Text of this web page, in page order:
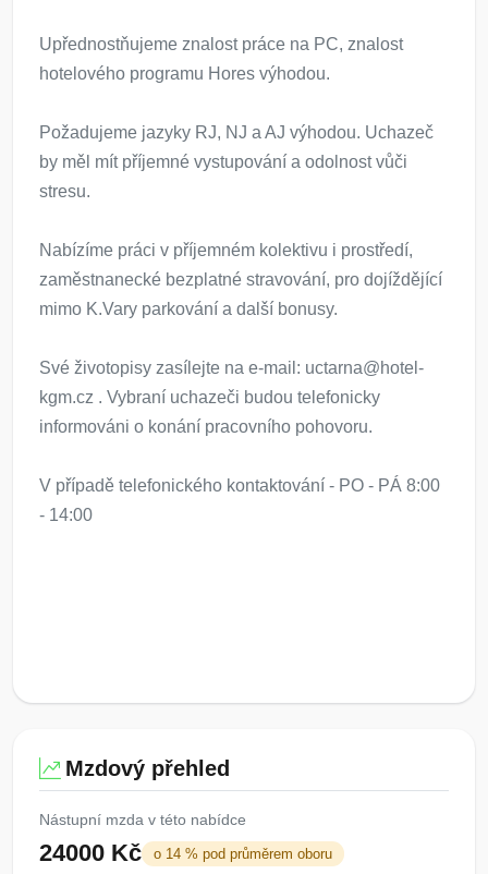
Upřednostňujeme znalost práce na PC, znalost
hotelového programu Hores výhodou.
Požadujeme jazyky RJ, NJ a AJ výhodou. Uchazeč
by měl mít příjemné vystupování a odolnost vůči
stresu.
Nabízíme práci v příjemném kolektivu i prostředí,
zaměstnanecké bezplatné stravování, pro dojíždějící
mimo K.Vary parkování a další bonusy.
Své životopisy zasílejte na e-mail: uctarna@hotel-
kgm.cz . Vybraní uchazeči budou telefonicky
informováni o konání pracovního pohovoru.
V případě telefonického kontaktování - PO - PÁ 8:00
- 14:00
Mzdový přehled
Nástupní mzda v této nabídce
24000 Kč o 14 % pod průměrem oboru